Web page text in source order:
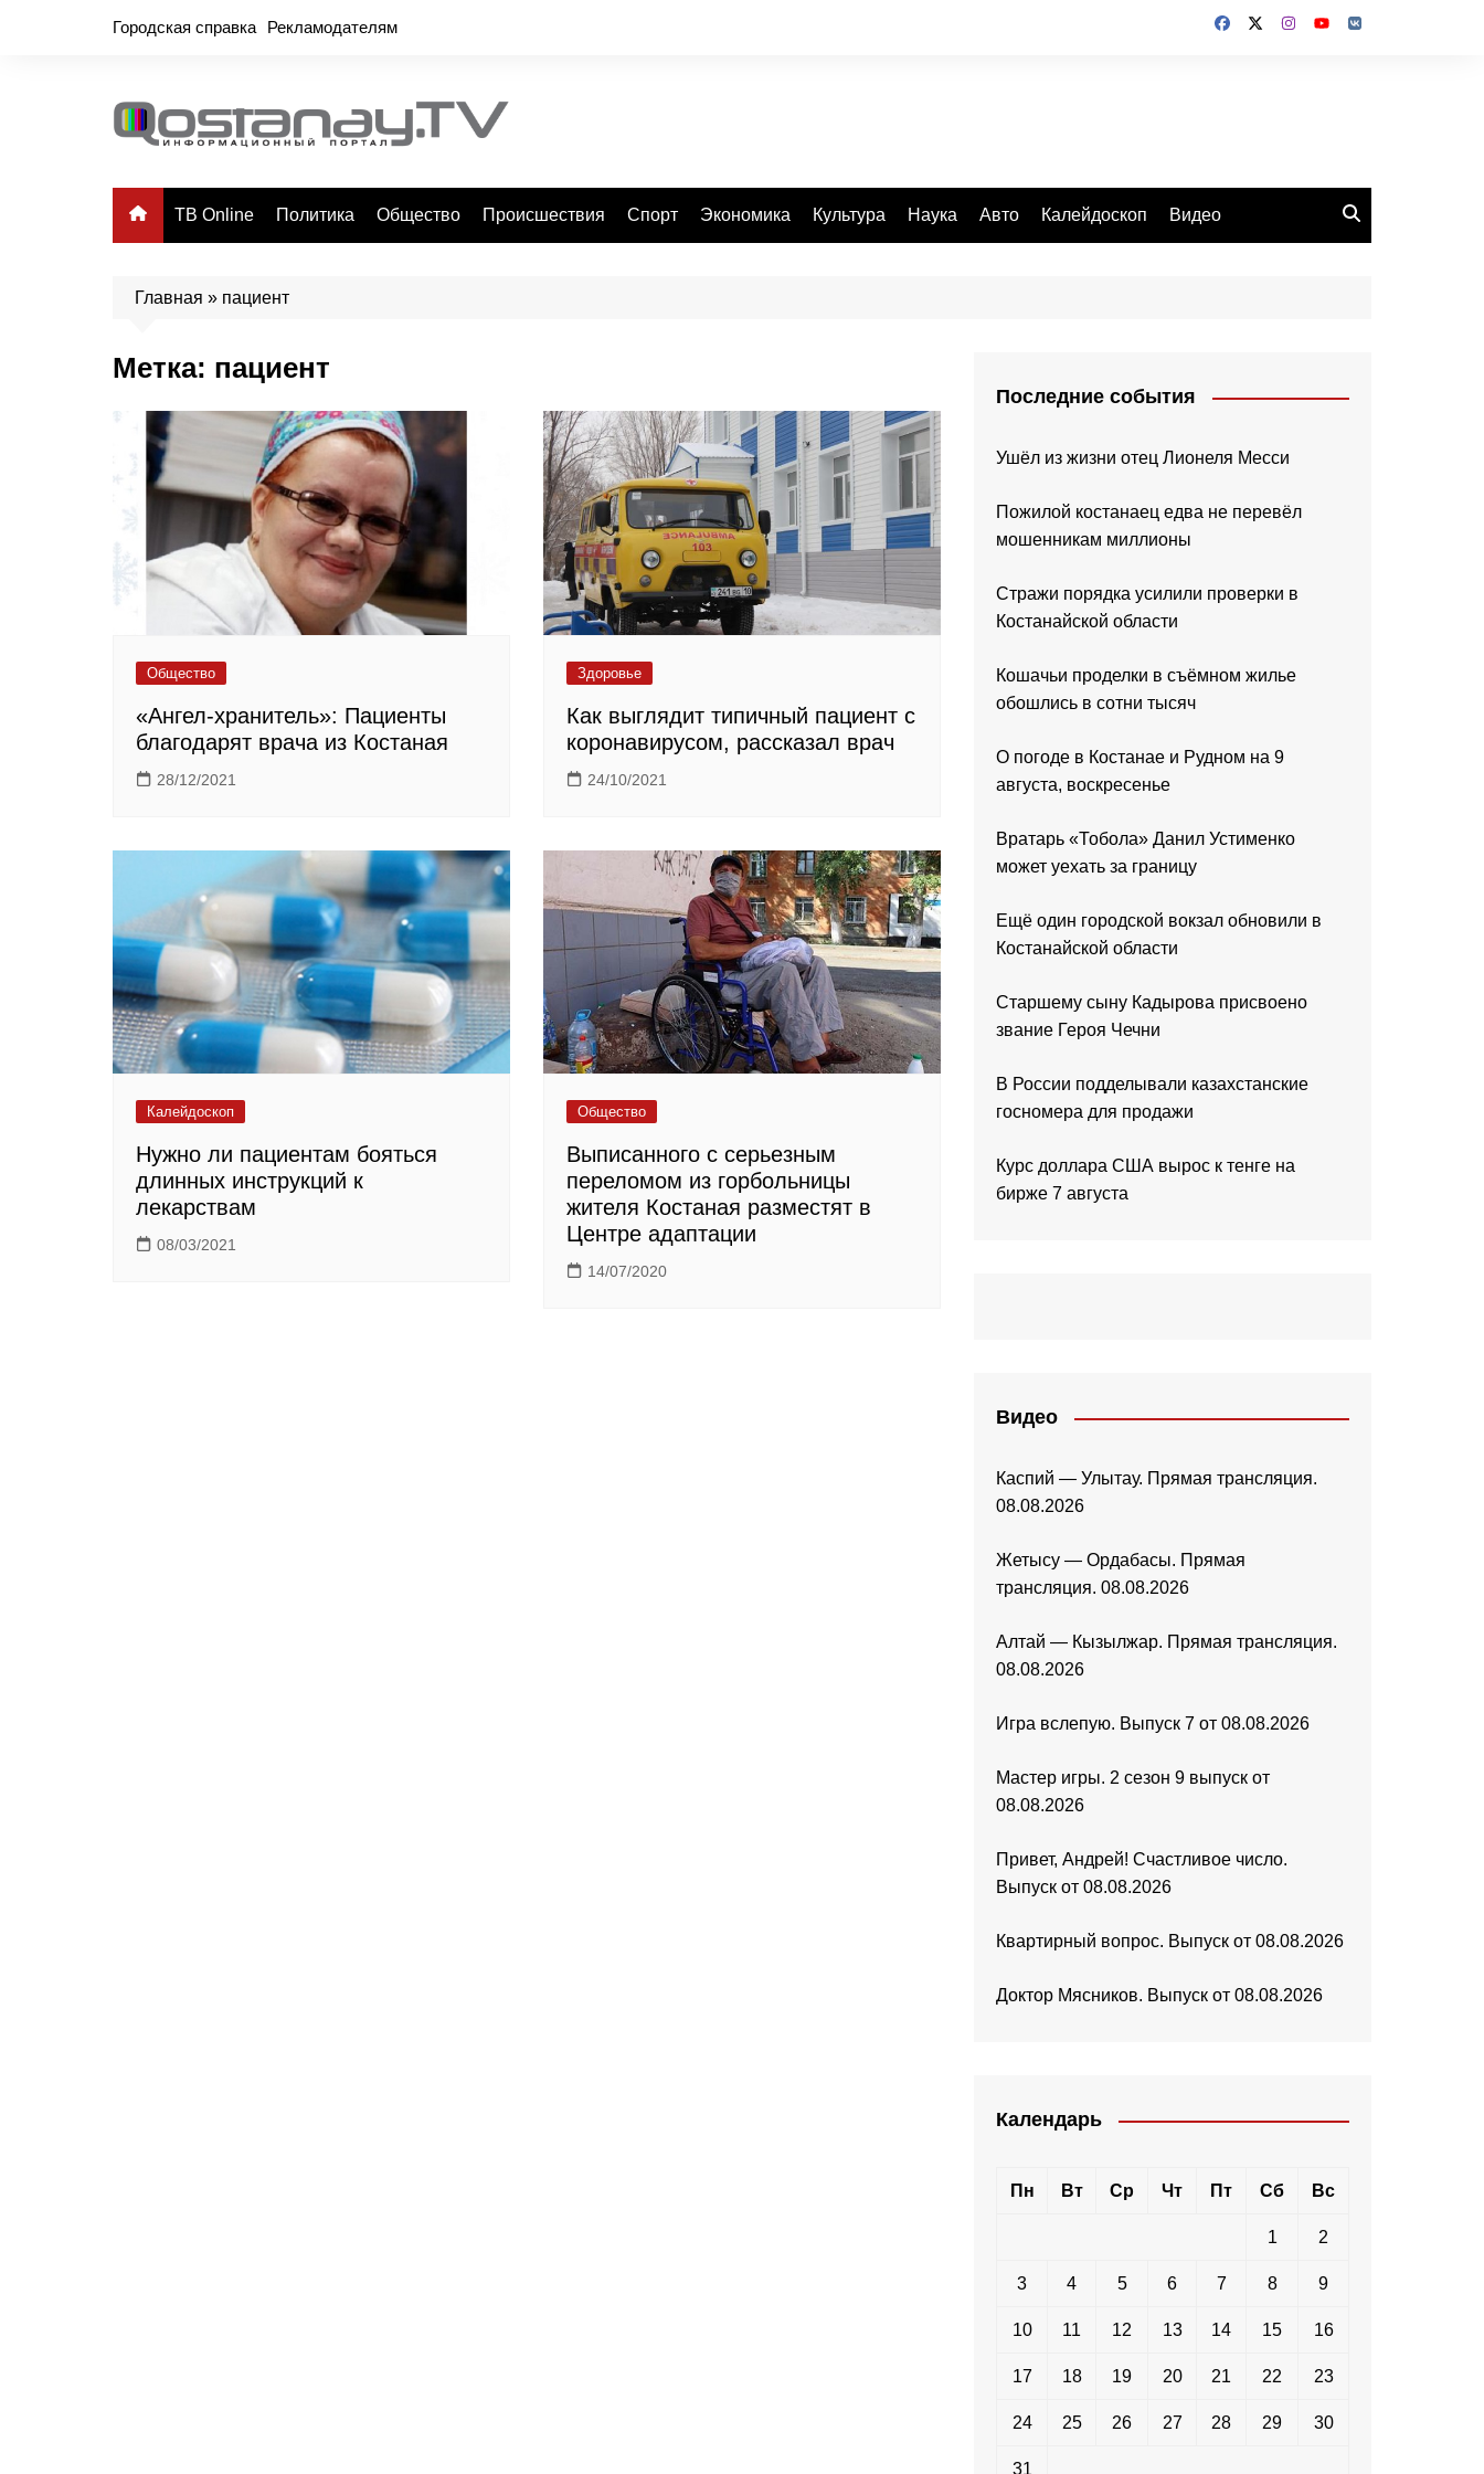
Городская справка Рекламодателям
ТВ Online Политика Общество Происшествия Спорт Экономика Культура Наука Авто Калейдоскоп Видео
Главная » пациент
Метка: пациент
Общество
«Ангел-хранитель»: Пациенты
благодарят врача из Костаная
28/12/2021
Здоровье
Как выглядит типичный пациент с
коронавирусом, рассказал врач
24/10/2021
Калейдоскоп
Нужно ли пациентам бояться
длинных инструкций к
лекарствам
08/03/2021
Общество
Выписанного с серьезным
переломом из горбольницы
жителя Костаная разместят в
Центре адаптации
14/07/2020
Последние события
Ушёл из жизни отец Лионеля Месси
Пожилой костанаец едва не перевёл
мошенникам миллионы
Стражи порядка усилили проверки в
Костанайской области
Кошачьи проделки в съёмном жилье
обошлись в сотни тысяч
О погоде в Костанае и Рудном на 9
августа, воскресенье
Вратарь «Тобола» Данил Устименко
может уехать за границу
Ещё один городской вокзал обновили в
Костанайской области
Старшему сыну Кадырова присвоено
звание Героя Чечни
В России подделывали казахстанские
госномера для продажи
Курс доллара США вырос к тенге на
бирже 7 августа
Видео
Каспий — Улытау. Прямая трансляция.
08.08.2026
Жетысу — Ордабасы. Прямая
трансляция. 08.08.2026
Алтай — Кызылжар. Прямая трансляция.
08.08.2026
Игра вслепую. Выпуск 7 от 08.08.2026
Мастер игры. 2 сезон 9 выпуск от
08.08.2026
Привет, Андрей! Счастливое число.
Выпуск от 08.08.2026
Квартирный вопрос. Выпуск от 08.08.2026
Доктор Мясников. Выпуск от 08.08.2026
Календарь
Пн Вт Ср Чт Пт Сб Вс
1 2
3 4 5 6 7 8 9
10 11 12 13 14 15 16
17 18 19 20 21 22 23
24 25 26 27 28 29 30
31